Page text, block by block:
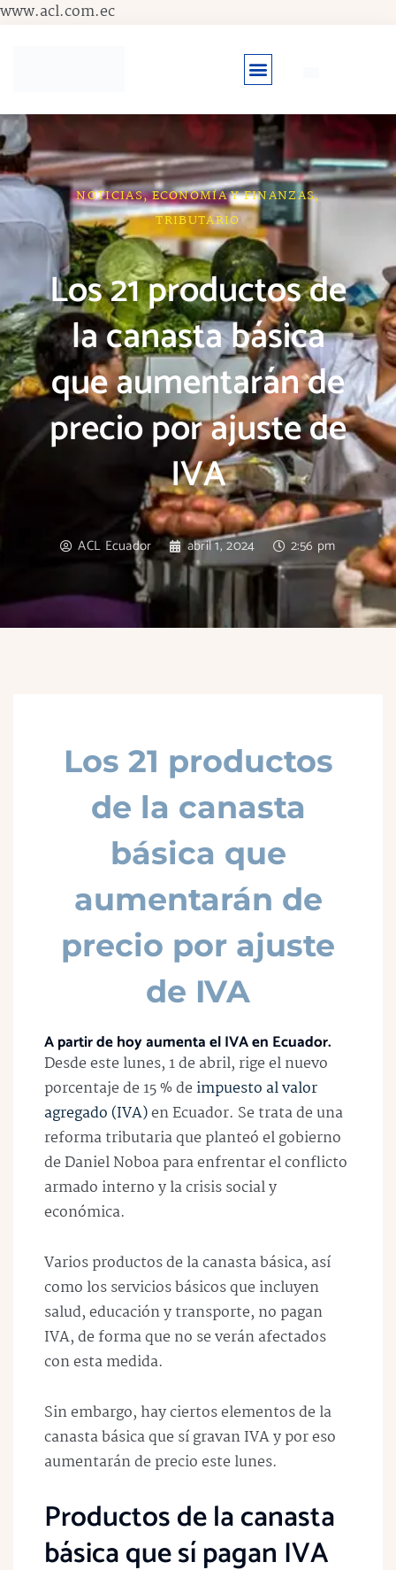
www.acl.com.ecIr
NOTICIAS,ECONOMÍA Y FINANZAS,
TRIBUTARIO
Los 21 productos de
la canasta básica
que aumentarán de
precio por ajuste de
IVA
ACL Ecuador abril 1, 2024 2:56 pm
Los 21 productos
de la canasta
básica que
aumentarán de
precio por ajuste
de IVA
A partir de hoy aumenta el IVA en Ecuador.
Desde este lunes, 1 de abril, rige el nuevo
porcentaje de 15 % de impuesto al valor
agregado (IVA)en Ecuador. Se trata de una
reforma tributaria que planteó el gobierno
de Daniel Noboa para enfrentar el conflicto
armado interno y la crisis social y
económica.
Varios productos de la canasta básica, así
como los servicios básicos que incluyen
salud, educación y transporte, no pagan
IVA, de forma que no se verán afectados
con esta medida.
Sin embargo, hay ciertos elementos de la
canasta básica que sí gravan IVA y por eso
aumentarán de precio este lunes.
Productos de la canasta
básica que sí pagan IVA